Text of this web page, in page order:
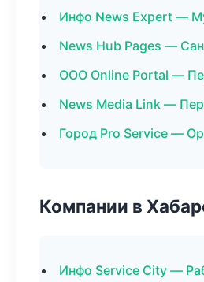
Инфо News Expert —
News Hub Pages —
ООО Online Portal —
News Media Link —
Город Pro Service —
Компании в
Инфо Service City —